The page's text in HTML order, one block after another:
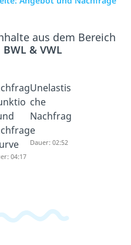
aus dem Bereich
BWL & VWL
04:17
Unelastis
che
Nachfrag
e
Dauer: 02:52